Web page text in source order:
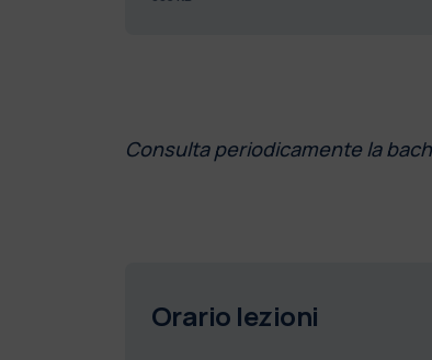
Consulta periodicamente la
Orario lezioni